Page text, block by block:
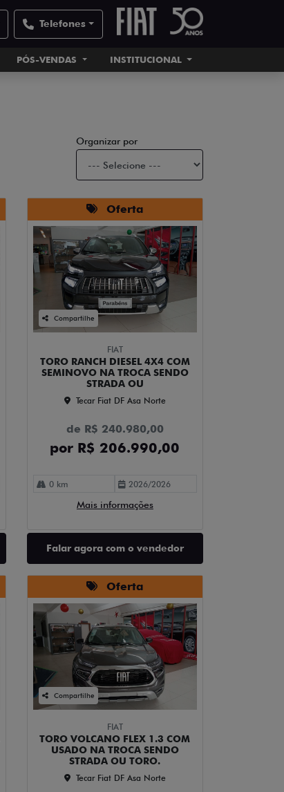
Telefones
PÓS-VENDAS INSTITUCIONAL
Organizar por
Oferta
Compartilhe
FIAT
TORO RANCH DIESEL 4X4 COM
SEMINOVO NA TROCA SENDO
STRADA OU
Tecar Fiat DF Asa Norte
de R$ 240.980,00
por R$ 206.990,00
0 km 2026/2026
Mais informações
Falar agora com o vendedor
Oferta
Compartilhe
FIAT
TORO VOLCANO FLEX 1.3 COM
USADO NA TROCA SENDO
STRADA OU TORO.
Tecar Fiat DF Asa Norte